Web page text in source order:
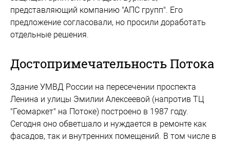
представляющий компанию "АПС групп". Его
предложение согласовали, но просили доработать
отдельные решения.
Достопримечательность Потока
Здание УМВД России на пересечении проспекта
Ленина и улицы Эмилии Алексеевой (напротив ТЦ
"Геомаркет" на Потоке) построено в 1987 году.
Сегодня оно обветшало и нуждается в ремонте как
фасадов, так и внутренних помещений. В том числе в